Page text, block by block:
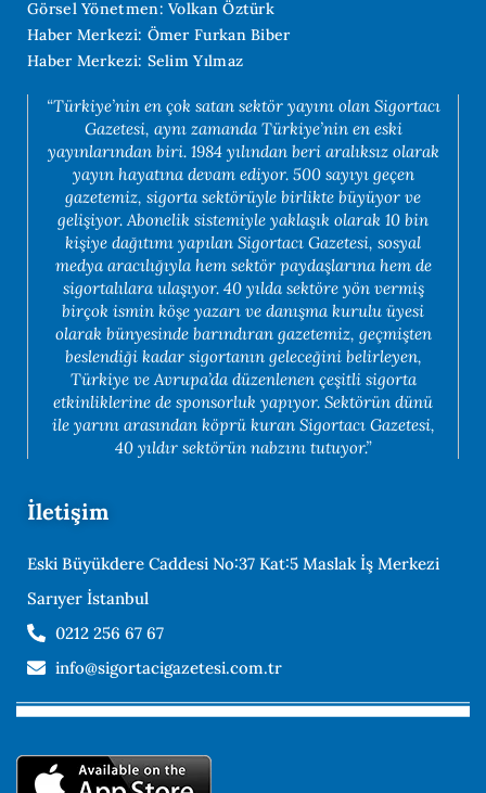
Görsel Yönetmen: Volkan Öztürk
Haber Merkezi: Ömer Furkan Biber
Haber Merkezi: Selim Yılmaz
“Türkiye’nin en çok satan sektör yayını olan Sigortacı
Gazetesi, aynı zamanda Türkiye’nin en eski
yayınlarından biri. 1984 yılından beri aralıksız olarak
yayın hayatına devam ediyor. 500 sayıyı geçen
gazetemiz, sigorta sektörüyle birlikte büyüyor ve
gelişiyor. Abonelik sistemiyle yaklaşık olarak 10 bin
kişiye dağıtımı yapılan Sigortacı Gazetesi, sosyal
medya aracılığıyla hem sektör paydaşlarına hem de
sigortalılara ulaşıyor. 40 yılda sektöre yön vermiş
birçok ismin köşe yazarı ve danışma kurulu üyesi
olarak bünyesinde barındıran gazetemiz, geçmişten
beslendiği kadar sigortanın geleceğini belirleyen,
Türkiye ve Avrupa’da düzenlenen çeşitli sigorta
etkinliklerine de sponsorluk yapıyor. Sektörün dünü
ile yarını arasından köprü kuran Sigortacı Gazetesi,
40 yıldır sektörün nabzını tutuyor.”
İletişim
Eski Büyükdere Caddesi No:37 Kat:5 Maslak İş Merkezi
Sarıyer İstanbul
0212 256 67 67
info@sigortacigazetesi.com.tr